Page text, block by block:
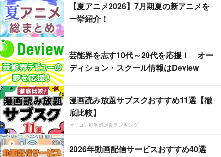
【夏アニメ2026】7月期夏の新アニメを
一挙紹介！
芸能界を志す10代～20代を応援！ オー
ディション・スクール情報はDeview
漫画読み放題サブスクおすすめ11選【徹
底比較】
オリコン顧客満足度ランキング
2026年動画配信サービスおすすめ40選